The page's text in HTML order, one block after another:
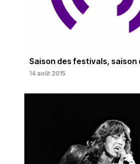
Saison des festivals, saison
14 août 2015